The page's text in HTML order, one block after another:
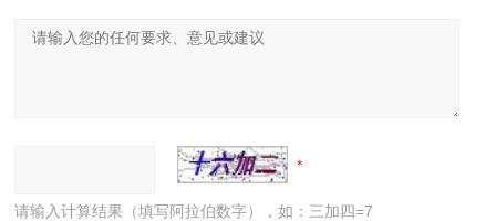
请输入计算结果（填写阿拉伯数字），如：三加四=7